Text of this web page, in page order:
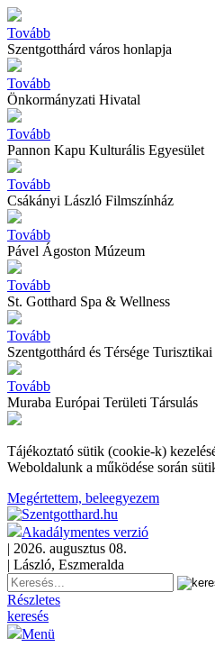
Tovább
Szentgotthárd város honlapja
Tovább
Önkormányzati Hivatal
Tovább
Pannon Kapu Kulturális Egyesület
Tovább
Csákányi László Filmszínház
Tovább
Pável Ágoston Múzeum
Tovább
St. Gotthard Spa & Wellness
Tovább
Szentgotthárd és Térsége
Tovább
Muraba Európai Területi Társulás
Tájékoztató sütik (cookie-k)
Weboldalunk a működése során
Megértettem, beleegyezem
Akadálymentes verzió
| 2026. augusztus 08.
| László, Eszmeralda
Részletes
keresés
Menü